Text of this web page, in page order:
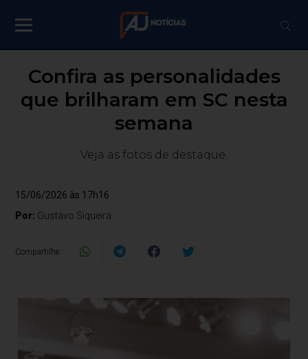
Confira as personalidades
que brilharam em SC nesta
semana
Veja as fotos de destaque.
15/06/2026 às 17h16
Por: Gustavo Siqueira
Compartilhe: